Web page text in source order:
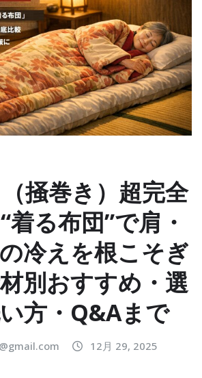
掻巻き）超完全
着る布団”で肩・
冷えを根こそぎ
別おすすめ・選
方・Q&Aまで
12月 29, 2025